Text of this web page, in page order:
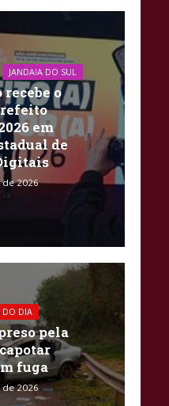
JANDAIA DO SUL
o
em
de
2026
DO DIA
pela
fuga
2026